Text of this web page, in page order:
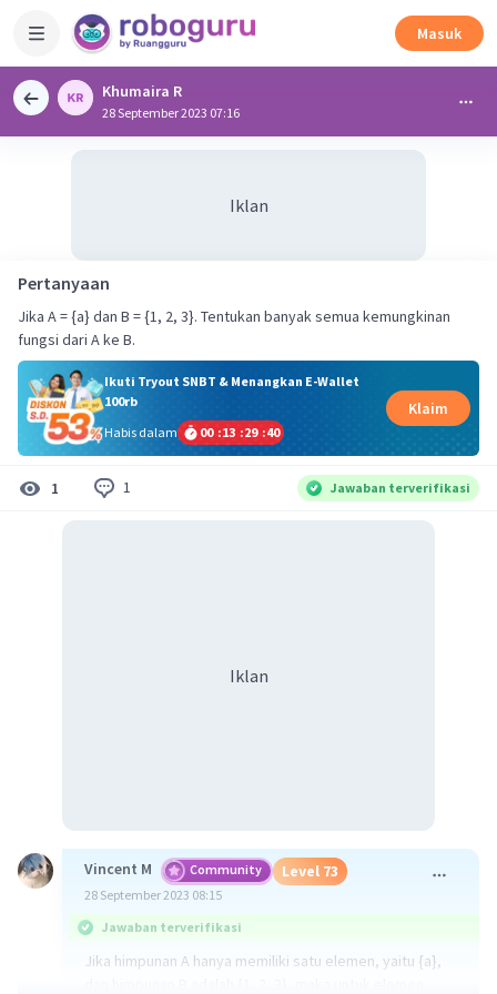
Masuk
Khumaira R
28 September 2023 07:16
Iklan
Pertanyaan
Jika A = {a} dan B = {1, 2, 3}. Tentukan banyak semua kemungkinan
fungsi dari A ke B.
Ikuti Tryout SNBT & Menangkan E-Wallet
100rb
Habis dalam
00 :13 :29 :39
Klaim
1 1 Jawaban terverifikasi
Iklan
Vincent M Community Level 73
28 September 2023 08:15
Jawaban terverifikasi
Jika himpunan A hanya memiliki satu elemen, yaitu {a},